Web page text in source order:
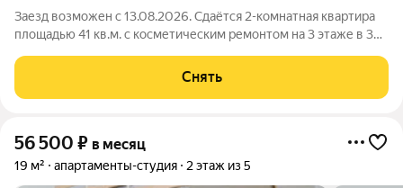
Заезд возможен с 13.08.2026. Сдаётся 2-комнатная квартира
площадью 41 кв.м. с косметическим ремонтом на 3 этаже в 33-
окна выходят на
Снять
56 500 ₽ в месяц
19 м² апартаменты-студия 2 этаж из 5